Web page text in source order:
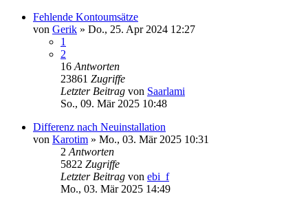
Fehlende Kontoumsätze
von Gerik » Do., 25. Apr 2024 12:27
1
2
16 Antworten
23861 Zugriffe
Letzter Beitrag von Saarlami
So., 09. Mär 2025 10:48
Differenz nach Neuinstallation
von Karotim » Mo., 03. Mär 2025 10:31
2 Antworten
5822 Zugriffe
Letzter Beitrag von ebi_f
Mo., 03. Mär 2025 14:49